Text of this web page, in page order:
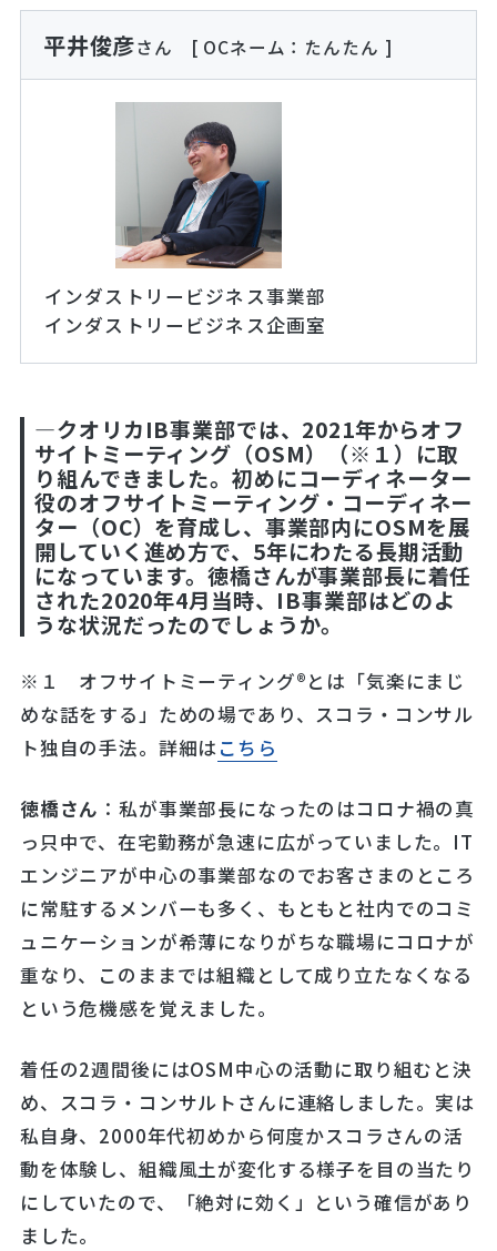
平井俊彦さん [ OCネーム：たんたん ]
インダストリービジネス事業部
インダストリービジネス企画室
―クオリカIB事業部では、2021年からオフ
サイトミーティング（OSM）（※１）に取
り組んできました。初めにコーディネーター
役のオフサイトミーティング・コーディネー
ター（OC）を育成し、事業部内にOSMを展
開していく進め方で、5年にわたる長期活動
になっています。徳橋さんが事業部長に着任
された2020年4月当時、IB事業部はどのよ
うな状況だったのでしょうか。
※１ オフサイトミーティング®とは「気楽にまじ
めな話をする」ための場であり、スコラ・コンサル
ト独自の手法。詳細はこちら
徳橋さん ：私が事業部長になったのはコロナ禍の真
っ只中で、在宅勤務が急速に広がっていました。IT
エンジニアが中心の事業部なのでお客さまのところ
に常駐するメンバーも多く、もともと社内でのコミ
ュニケーションが希薄になりがちな職場にコロナが
重なり、このままでは組織として成り立たなくなる
という危機感を覚えました。
着任の2週間後にはOSM中心の活動に取り組むと決
め、スコラ・コンサルトさんに連絡しました。実は
私自身、2000年代初めから何度かスコラさんの活
動を体験し、組織風土が変化する様子を目の当たり
にしていたので、「絶対に効く」という確信があり
ました。